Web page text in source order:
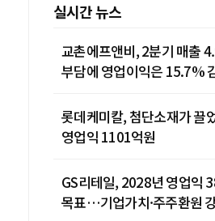
실시간 뉴스
교촌에프앤비, 2분기 매
부담에 영업이익은 15.7%
롯데케미칼, 첨단소재가
영업익 1101억원
GS리테일, 2028년 영업익
목표…기업가치·주주환원